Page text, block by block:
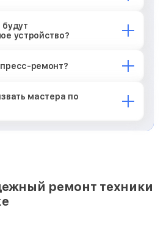
устройство?
ремонт?
мастера по
ремонт техники